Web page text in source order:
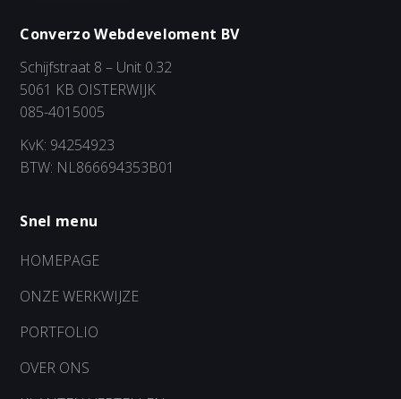
Converzo Webdeveloment BV
Schijfstraat 8 – Unit 0.32
5061 KB OISTERWIJK
085-4015005
KvK: 94254923
BTW: NL866694353B01
Snel menu
HOMEPAGE
ONZE WERKWIJZE
PORTFOLIO
OVER ONS